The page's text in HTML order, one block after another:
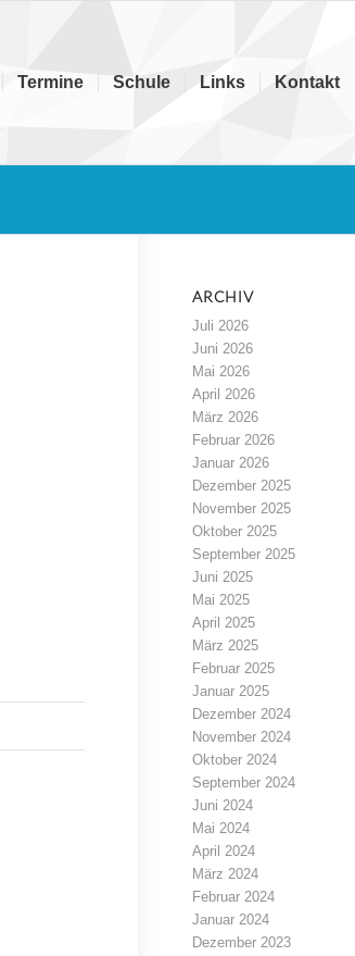
Termine Schule Links Kontakt
ARCHIV
Juli 2026
Juni 2026
Mai 2026
April 2026
März 2026
Februar 2026
Januar 2026
Dezember 2025
November 2025
Oktober 2025
September 2025
Juni 2025
Mai 2025
April 2025
März 2025
Februar 2025
Januar 2025
Dezember 2024
November 2024
Oktober 2024
September 2024
Juni 2024
Mai 2024
April 2024
März 2024
Februar 2024
Januar 2024
Dezember 2023